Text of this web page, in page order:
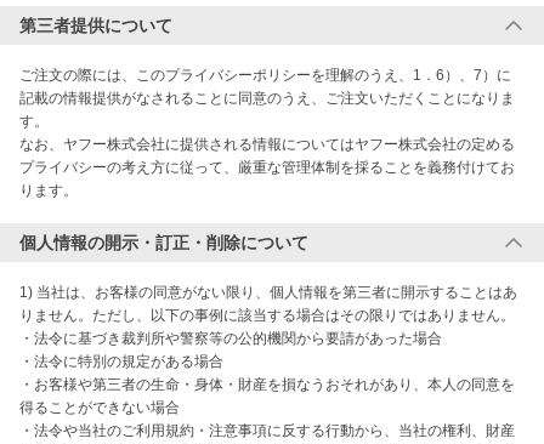
第三者提供について
ご注文の際には、このプライバシーポリシーを理解のうえ、1．6）、7）に
記載の情報提供がなされることに同意のうえ、ご注文いただくことになりま
す。
なお、ヤフー株式会社に提供される情報についてはヤフー株式会社の定める
プライバシーの考え方に従って、厳重な管理体制を採ることを義務付けてお
ります。
個人情報の開示・訂正・削除について
1) 当社は、お客様の同意がない限り、個人情報を第三者に開示することはあ
りません。ただし、以下の事例に該当する場合はその限りではありません。
・法令に基づき裁判所や警察等の公的機関から要請があった場合
・法令に特別の規定がある場合
・お客様や第三者の生命・身体・財産を損なうおそれがあり、本人の同意を
得ることができない場合
・法令や当社のご利用規約・注意事項に反する行動から、当社の権利、財産